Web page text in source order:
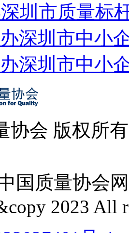
圳市质量标
深圳市中小
深圳市中小
协会 版权所
国质量协会
2023 All